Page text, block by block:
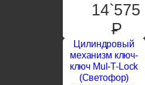
14`575
P
Цилиндровый
механизм ключ-
ключ Mul-T-Lock
(Светофор)